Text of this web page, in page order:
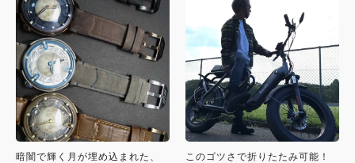
暗闇で輝く月が埋め込まれた、
このゴツさで折りたたみ可能！